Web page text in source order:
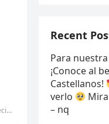
Recent
Para
¡Conoce al
Castellanos!
verlo
– nq